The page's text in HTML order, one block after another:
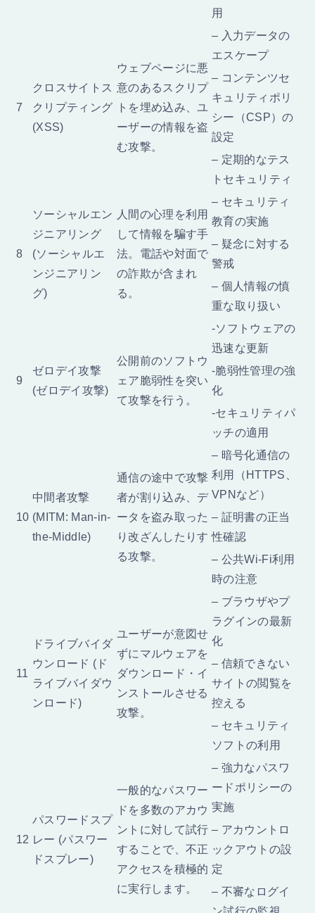
用
7
クロスサイトス
クリプティング
(XSS)
ウェブページに悪
意のあるスクリプ
トを埋め込み、ユ
ーザーの情報を盗
む攻撃。
– 入力データの
エスケープ
– コンテンツセ
キュリティポリ
シー（CSP）の
設定
– 定期的なテス
トセキュリティ
8
ソーシャルエン
ジニアリング
(ソーシャルエ
ンジニアリン
グ)
人間の心理を利用
して情報を騙す手
法。電話や対面で
の詐欺が含まれ
る。
– セキュリティ
教育の実施
– 疑念に対する
警戒
– 個人情報の慎
重な取り扱い
9
ゼロデイ攻撃
(ゼロデイ攻撃)
公開前のソフトウ
ェア脆弱性を突い
て攻撃を行う。
-ソフトウェアの
迅速な更新
-脆弱性管理の強
化
-セキュリティパ
ッチの適用
10
中間者攻撃
(MITM: Man-in-
the-Middle)
通信の途中で攻撃
者が割り込み、デ
ータを盗み取った
り改ざんしたりす
る攻撃。
– 暗号化通信の
利用（HTTPS、
VPNなど）
– 証明書の正当
性確認
– 公共Wi-Fi利用
時の注意
11
ドライブバイダ
ウンロード (ド
ライブバイダウ
ンロード)
ユーザーが意図せ
ずにマルウェアを
ダウンロード・イ
ンストールさせる
攻撃。
– ブラウザやプ
ラグインの最新
化
– 信頼できない
サイトの閲覧を
控える
– セキュリティ
ソフトの利用
12
パスワードスプ
レー (パスワー
ドスプレー)
一般的なパスワー
ドを多数のアカウ
ントに対して試行
することで、不正
アクセスを積極的
に実行します。
– 強力なパスワ
ードポリシーの
実施
– アカウントロ
ックアウトの設
定
– 不審なログイ